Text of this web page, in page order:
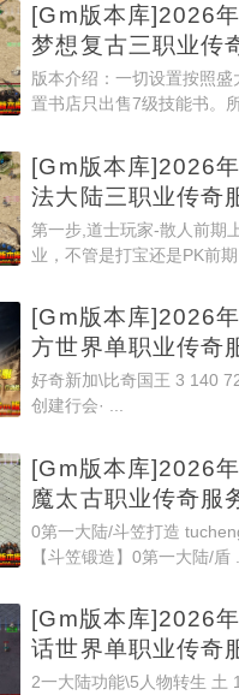
[Gm版本库]2026
梦想复古三职业传
玛雅
版本介绍：一切设置按照盛
置书店只出售7级技能书。
[Gm版本库]2026
法大陆三职业传奇
世外
第一步,道士玩家-散人前期
业，不管是打宝还是PK前期
[Gm版本库]2026
方世界单职业传奇
灵魔
好奇新加\比奇国王 3
创建行会· ...
[Gm版本库]2026
魔太古职业传奇服
极剑
0第一大陆/斗笠打造
【斗笠锻造】0第一大陆/盾
[Gm版本库]2026
话世界单职业传奇
风华
2一大陆功能\5人物转生 土